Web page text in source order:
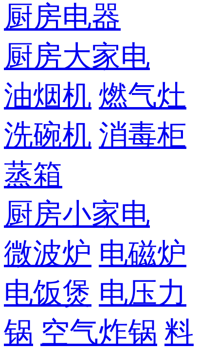
厨房电器
厨房大家电
油烟机 燃气灶
洗碗机 消毒柜
蒸箱
厨房小家电
微波炉 电磁炉
电饭煲 电压力
锅 空气炸锅 料